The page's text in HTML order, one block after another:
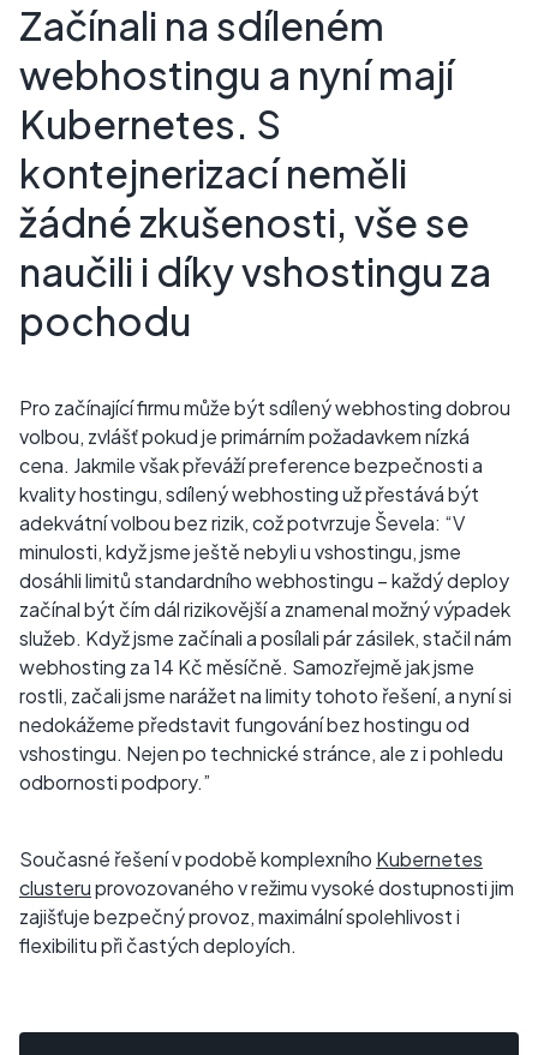
Začínali na sdíleném
webhostingu a nyní mají
Kubernetes. S
kontejnerizací neměli
žádné zkušenosti, vše se
naučili i díky vshostingu za
pochodu
Pro začínající firmu může být sdílený webhosting dobrou
volbou, zvlášť pokud je primárním požadavkem nízká
cena. Jakmile však převáží preference bezpečnosti a
kvality hostingu, sdílený webhosting už přestává být
adekvátní volbou bez rizik, což potvrzuje Ševela: “V
minulosti, když jsme ještě nebyli u vshostingu, jsme
dosáhli limitů standardního webhostingu –⁠ každý deploy
začínal být čím dál rizikovější a znamenal možný výpadek
služeb. Když jsme začínali a posílali pár zásilek, stačil nám
webhosting za 14 Kč měsíčně. Samozřejmě jak jsme
rostli, začali jsme narážet na limity tohoto řešení, a nyní si
nedokážeme představit fungování bez hostingu od
vshostingu. Nejen po technické stránce, ale z i pohledu
odbornosti podpory.”
Současné řešení v podobě komplexního Kubernetes
clusteruprovozovaného v režimu vysoké dostupnosti jim
zajišťuje bezpečný provoz, maximální spolehlivost i
flexibilitu při častých deployích.